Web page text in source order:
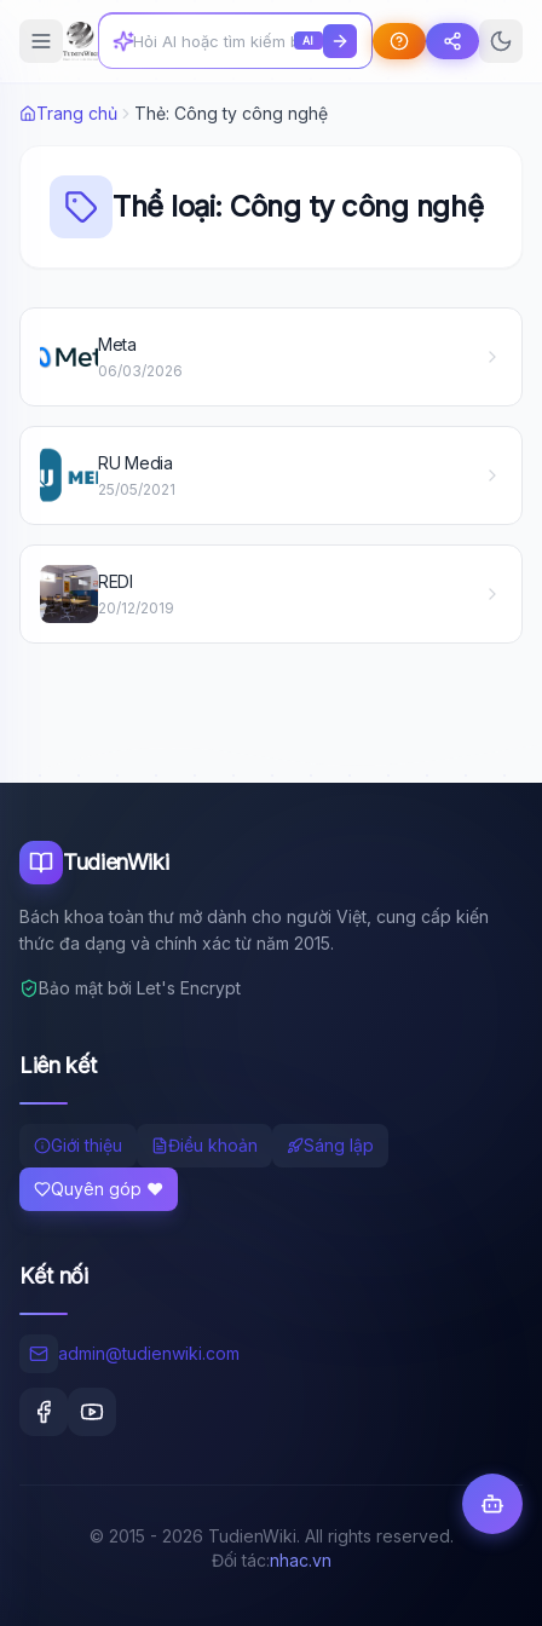
AI
Trang chủ Thẻ: Công ty công nghệ
Thể loại: Công ty công nghệ
Meta
06/03/2026
RU Media
25/05/2021
REDI
20/12/2019
TudienWiki
Bách khoa toàn thư mở dành cho người Việt, cung cấp kiến
thức đa dạng và chính xác từ năm 2015.
Bảo mật bởi Let's Encrypt
Liên kết
Giới thiệu Điều khoản Sáng lập
Quyên góp ❤️
Kết nối
admin@tudienwiki.com
© 2015 - 2026 TudienWiki. All rights reserved.
Đối tác:nhac.vn
🤖Wiki Trợ Lý
Tôi là trợ lý AI của TuDienWiki. Hãy hỏi tôi bất kỳ điều gì